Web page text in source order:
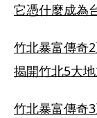
它憑什麼成為
竹北暴富傳奇
揭開竹北5大
竹北暴富傳奇